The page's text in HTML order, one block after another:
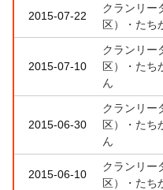
2015-07-22
クランリー
区）・た
2015-07-10
クランリー
区）・たち
ん
2015-06-30
クランリー
区）・たち
ん
2015-06-10
クランリー
区）・た